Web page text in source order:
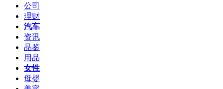
公司
理财
汽车
资讯
品鉴
用品
女性
母婴